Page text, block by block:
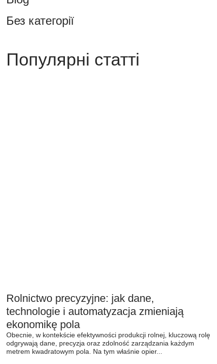
Без категорії
Популярні статті
Rolnictwo precyzyjne: jak dane,
technologie i automatyzacja zmieniają
ekonomikę pola
Obecnie, w kontekście efektywności produkcji rolnej, kluczową rolę
odgrywają dane, precyzja oraz zdolność zarządzania każdym
metrem kwadratowym pola. Na tym właśnie opier...